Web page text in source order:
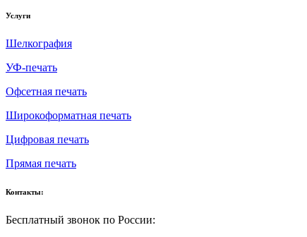
Услуги
Шелкография
УФ-печать
Офсетная печать
Широкоформатная печать
Цифровая печать
Прямая печать
Контакты:
Бесплатный звонок по России: